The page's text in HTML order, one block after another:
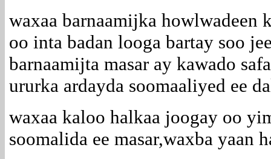
waxaa barnaamijka howlwadeen
oo inta badan looga bartay soo
barnaamijta masar ay kawado
ururka ardayda soomaaliyed ee
waxaa kaloo halkaa joogay oo
soomalida ee masar,waxba yaan